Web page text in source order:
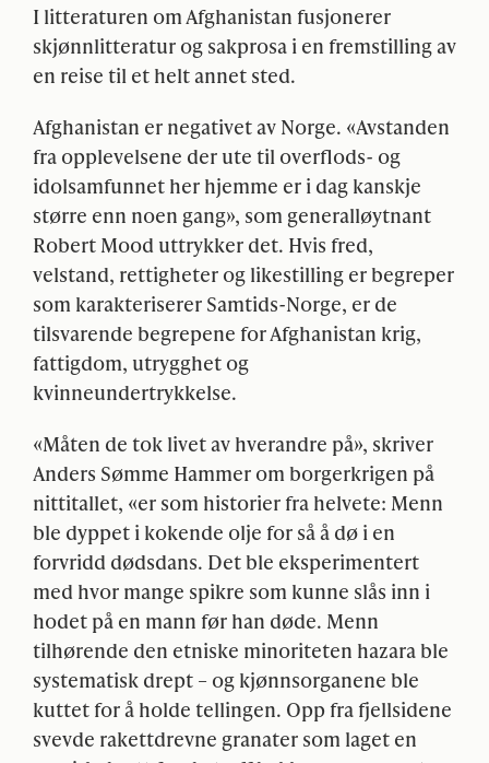
I litteraturen om Afghanistan fusjonerer
skjønnlitteratur og sakprosa i en fremstilling av
en reise til et helt annet sted.
Afghanistan er negativet av Norge. «Avstanden
fra opplevelsene der ute til overflods- og
idolsamfunnet her hjemme er i dag kanskje
større enn noen gang», som generalløytnant
Robert Mood uttrykker det. Hvis fred,
velstand, rettigheter og likestilling er begreper
som karakteriserer Samtids-Norge, er de
tilsvarende begrepene for Afghanistan krig,
fattigdom, utrygghet og
kvinneundertrykkelse.
«Måten de tok livet av hverandre på», skriver
Anders Sømme Hammer om borgerkrigen på
nittitallet, «er som historier fra helvete: Menn
ble dyppet i kokende olje for så å dø i en
forvridd dødsdans. Det ble eksperimentert
med hvor mange spikre som kunne slås inn i
hodet på en mann før han døde. Menn
tilhørende den etniske minoriteten hazara ble
systematisk drept – og kjønnsorganene ble
kuttet for å holde tellingen. Opp fra fjellsidene
svevde rakettdrevne granater som laget en